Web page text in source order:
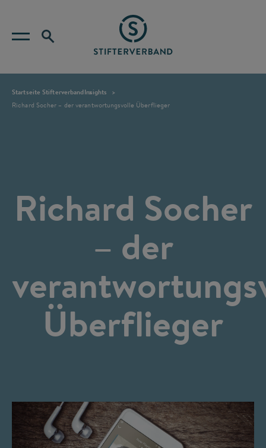
Startseite StifterverbandInsights
Richard Socher – der verantwortungsvolle Überflieger
Richard Socher
– der
Überflieger